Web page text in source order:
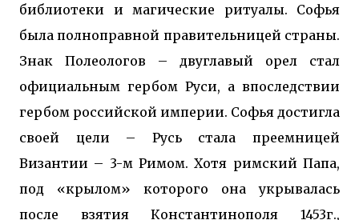
библиотеки и магические ритуалы. Софья
была полноправной правительницей страны.
Знак Полеологов – двуглавый орел стал
официальным гербом Руси, а впоследствии
гербом российской империи. Софья достигла
своей цели – Русь стала преемницей
Византии – 3-м Римом. Хотя римский Папа,
под «крылом» которого она укрывалась
после взятия Константинополя 1453г.,